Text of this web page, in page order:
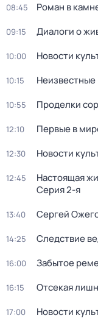
08:45 Роман в
09:15 Диалоги о
10:00 Новости
10:15
10:55 Проделки
12:10 Первые в
12:30 Новости
12:45 Настоящая
Серия 2-я
13:40 Сергей
14:25 Следствие
16:00 Забытое
16:15 Отсекая
17:00 Новости